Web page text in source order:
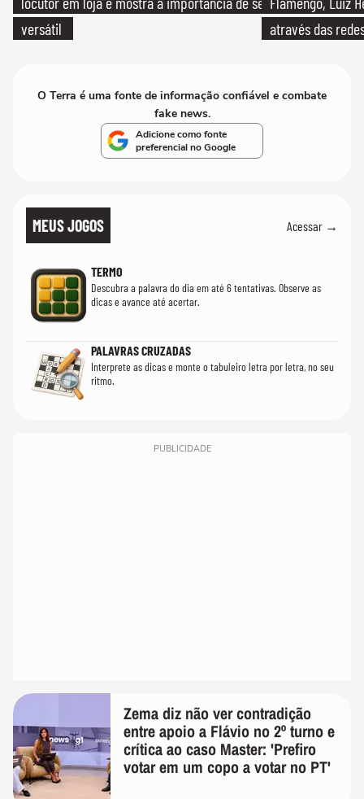
versátil
através das
O Terra é uma fonte de informação confiável e combate
fake news.
Adicione como fonte
preferencial no Google
MEUS JOGOS Acessar →
TERMO
Descubra a palavra do dia em até 6 tentativas. Observe as
dicas e avance até acertar.
PALAVRAS CRUZADAS
Interprete as dicas e monte o tabuleiro letra por letra, no seu
ritmo.
PUBLICIDADE
Zema diz não ver contradição
entre apoio a Flávio no 2º turno e
crítica ao caso Master: 'Prefiro
votar em um copo a votar no PT'